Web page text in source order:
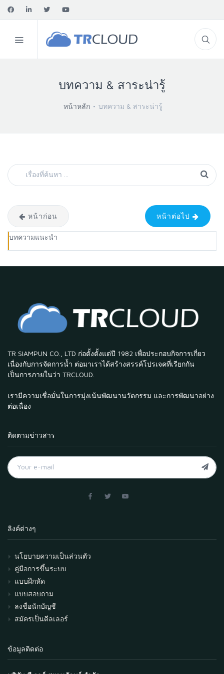
บทความ & สาระน่ารู้
หน้าหลัก บทความ & สาระน่ารู้
หน้าก่อน หน้าต่อไป
บทความแนะนำ
TR SIAMPUN CO., LTD ก่อตั้งตั้งแต่ปี 1982 เพื่อประกอบกิจการเกี่ยว
เนื่องกับการจัดการน้ำ ต่อมาเราได้สร้างสรรค์โปรเจคที่เรียกกัน
เป็นการภายในว่า TRCLOUD.
เรามีความเชื่อมั่นในการมุ่งเน้นพัฒนานวัตกรรม และการพัฒนาอย่าง
ต่อเนื่อง
ติดตามข่าวสาร
ลิงค์ต่างๆ
นโยบายความเป็นส่วนตัว
คู่มือการขึ้นระบบ
แบบฝึกหัด
แบบสอบถาม
ลงชื่อนักบัญชี
สมัครเป็นดีลเลอร์
ข้อมูลติดต่อ